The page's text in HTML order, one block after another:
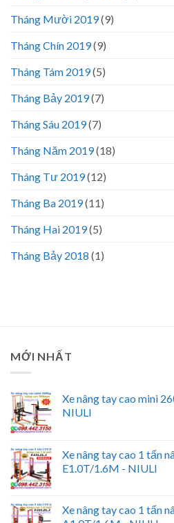
Tháng Mười 2019(9)
Tháng Chín 2019(9)
Tháng Tám 2019(5)
Tháng Bảy 2019(7)
Tháng Sáu 2019(7)
Tháng Năm 2019(18)
Tháng Tư 2019(12)
Tháng Ba 2019(11)
Tháng Hai 2019(5)
Tháng Bảy 2018 (1)
MỚI NHẤT
Xe nâng tay cao mini
NIULI
Xe nâng tay cao 1 tấn
E1.0T/1.6M - NIULI
Xe nâng tay cao 1 tấn